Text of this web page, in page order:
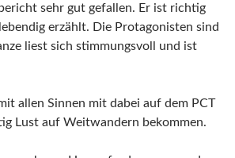
sehr gut gefallen. Er ist richtig
erzählt. Die Protagonisten sind
liest sich stimmungsvoll und ist
allen Sinnen mit dabei auf dem PCT
Lust auf Weitwandern bekommen.